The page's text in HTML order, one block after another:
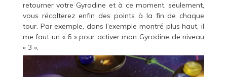
retourner votre Gyrodine et à ce moment, seulement,
vous récolterez enfin des points à la fin de chaque
tour. Par exemple, dans l’exemple montré plus haut, il
me faut un « 6 » pour activer mon Gyrodine de niveau
« 3 ».